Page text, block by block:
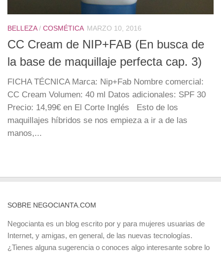
BELLEZA/ COSMÉTICA MARZO 10, 2016
CC Cream de NIP+FAB (En busca de
la base de maquillaje perfecta cap. 3)
FICHA TÉCNICA Marca: Nip+Fab Nombre comercial:
CC Cream Volumen: 40 ml Datos adicionales: SPF 30
Precio: 14,99€ en El Corte Inglés Esto de los
maquillajes híbridos se nos empieza a ir a de las
manos,...
SOBRE NEGOCIANTA.COM
Negocianta es un blog escrito por y para mujeres usuarias de
Internet, y amigas, en general, de las nuevas tecnologías.
¿Tienes alguna sugerencia o conoces algo interesante sobre lo